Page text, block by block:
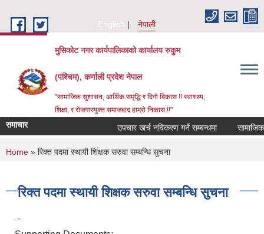
English
नेपाली
मुसिकोट नगर कार्यपालिकाको कार्यालय रुकुम
(पश्चिम), कर्णाली प्रदेश नेपाल
"सामाजिक सुशासन, आर्थिक समृद्धि र दिगो बिकास !! स्वास्थ्य,
शिक्षा, र रोजगारयुक्त समाजबाद हाम्रो निकास !!"
समाचार उपचार खर्च नविकरण गर्ने सम्बन्धमा
You are here
Home » रिक्त पदमा स्थायी शिक्षक सरुवा सम्बन्धि सुचना
रिक्त पदमा स्थायी शिक्षक सरुवा सम्बन्धि सुचना
-